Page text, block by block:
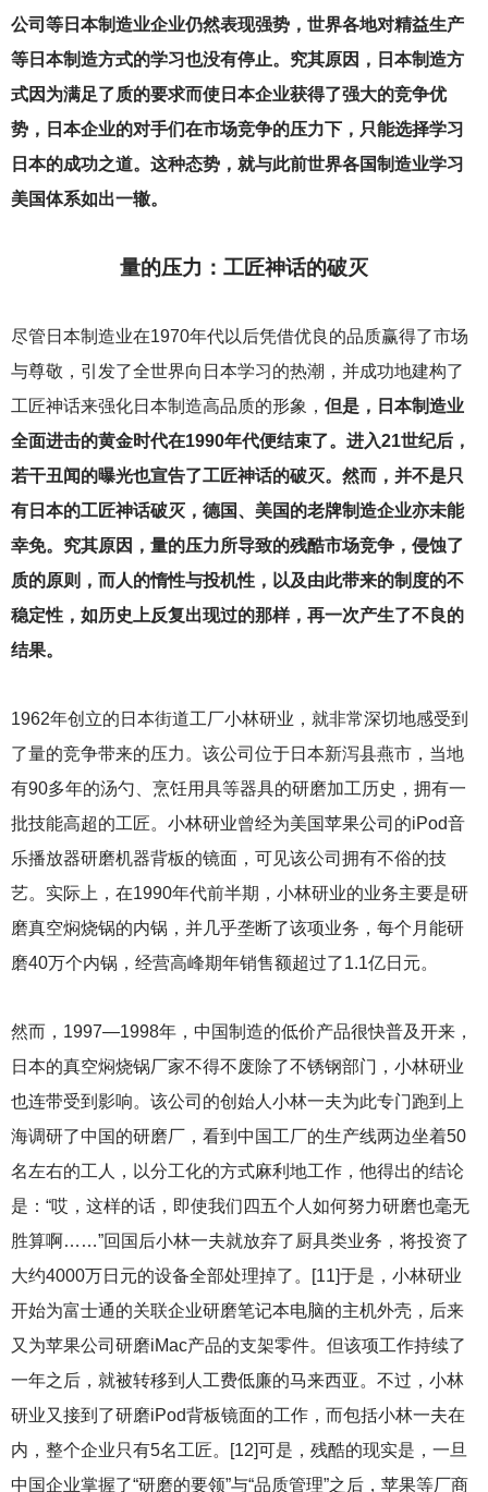
公司等日本制造业企业仍然表现强势，世界各地对精益生产
等日本制造方式的学习也没有停止。究其原因，日本制造方
式因为满足了质的要求而使日本企业获得了强大的竞争优
势，日本企业的对手们在市场竞争的压力下，只能选择学习
日本的成功之道。这种态势，就与此前世界各国制造业学习
美国体系如出一辙。
量的压力：工匠神话的破灭
尽管日本制造业在1970年代以后凭借优良的品质赢得了市场
与尊敬，引发了全世界向日本学习的热潮，并成功地建构了
工匠神话来强化日本制造高品质的形象， 但是，日本制造业
全面进击的黄金时代在1990年代便结束了。进入21世纪后，
若干丑闻的曝光也宣告了工匠神话的破灭。然而，并不是只
有日本的工匠神话破灭，德国、美国的老牌制造企业亦未能
幸免。究其原因，量的压力所导致的残酷市场竞争，侵蚀了
质的原则，而人的惰性与投机性，以及由此带来的制度的不
稳定性，如历史上反复出现过的那样，再一次产生了不良的
结果。
1962年创立的日本街道工厂小林研业，就非常深切地感受到
了量的竞争带来的压力。该公司位于日本新泻县燕市，当地
有90多年的汤勺、烹饪用具等器具的研磨加工历史，拥有一
批技能高超的工匠。小林研业曾经为美国苹果公司的iPod音
乐播放器研磨机器背板的镜面，可见该公司拥有不俗的技
艺。实际上，在1990年代前半期，小林研业的业务主要是研
磨真空焖烧锅的内锅，并几乎垄断了该项业务，每个月能研
磨40万个内锅，经营高峰期年销售额超过了1.1亿日元。
然而，1997—1998年，中国制造的低价产品很快普及开来，
日本的真空焖烧锅厂家不得不废除了不锈钢部门，小林研业
也连带受到影响。该公司的创始人小林一夫为此专门跑到上
海调研了中国的研磨厂，看到中国工厂的生产线两边坐着50
名左右的工人，以分工化的方式麻利地工作，他得出的结论
是：“哎，这样的话，即使我们四五个人如何努力研磨也毫无
胜算啊……”回国后小林一夫就放弃了厨具类业务，将投资了
大约4000万日元的设备全部处理掉了。[11]于是，小林研业
开始为富士通的关联企业研磨笔记本电脑的主机外壳，后来
又为苹果公司研磨iMac产品的支架零件。但该项工作持续了
一年之后，就被转移到人工费低廉的马来西亚。不过，小林
研业又接到了研磨iPod背板镜面的工作，而包括小林一夫在
内，整个企业只有5名工匠。[12]可是，残酷的现实是，一旦
中国企业掌握了“研磨的要领”与“品质管理”之后，苹果等厂商